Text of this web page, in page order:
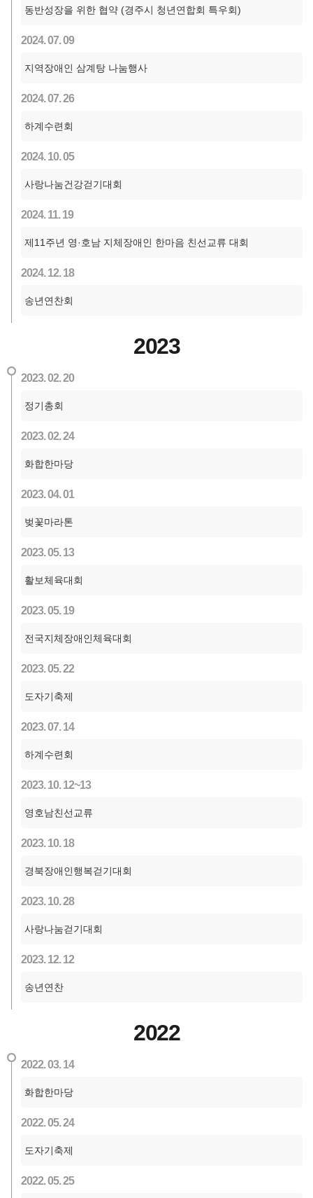
동반성장을 위한 협약 (경주시 청년연합회 특우회)
2024. 07. 09
지역장애인 삼계탕 나눔행사
2024. 07. 26
하계수련회
2024. 10. 05
사랑나눔건강걷기대회
2024. 11. 19
제11주년 영·호남 지체장애인 한마음 친선교류 대회
2024. 12. 18
송년연찬회
2023
2023. 02. 20
정기총회
2023. 02. 24
화합한마당
2023. 04. 01
벚꽃마라톤
2023. 05. 13
활보체육대회
2023. 05. 19
전국지체장애인체육대회
2023. 05. 22
도자기축제
2023. 07. 14
하계수련회
2023. 10. 12~13
영호남친선교류
2023. 10. 18
경북장애인행복걷기대회
2023. 10. 28
사랑나눔걷기대회
2023. 12. 12
송년연찬
2022
2022. 03. 14
화합한마당
2022. 05. 24
도자기축제
2022. 05. 25